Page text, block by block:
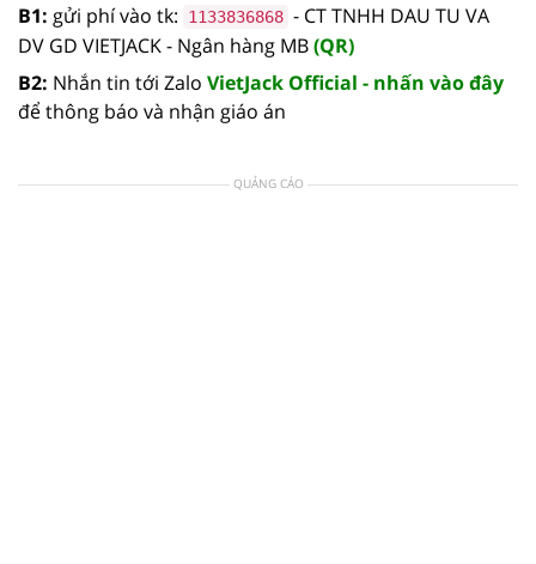
B1: gửi phí vào tk: 1133836868 - CT TNHH DAU TU VA
DV GD VIETJACK - Ngân hàng MB(QR)
B2: Nhắn tin tới Zalo VietJack Official - nhấn vào đây
để thông báo và nhận giáo án
QUẢNG CÁO